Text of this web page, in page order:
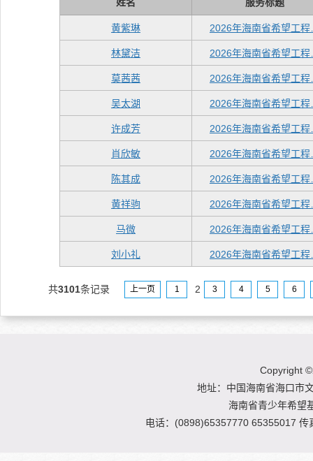
黄紫琳 2026年海南省希望工
林黛洁 2026年海南省希望工
莫茜茜 2026年海南省希望工
吴太湖 2026年海南省希望工
许成芳 2026年海南省希望工
肖欣敏 2026年海南省希望工
陈其成 2026年海南省希望工
黄祥驹 2026年海南省希望工
马微 2026年海南省希望工
刘小礼 2026年海南省希望工
共3101条记录 上一页 1 2 3 4 5 6
Copyright ©
地址：中国海南省海口市
海南省青少年希望
电话：(0898)65357770 65355017